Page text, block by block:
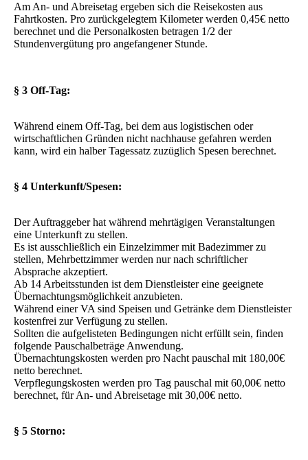
Am An- und Abreisetag ergeben sich die Reisekosten aus
Fahrtkosten. Pro zurückgelegtem Kilometer werden 0,45€ netto
berechnet und die Personalkosten betragen 1/2 der
Stundenvergütung pro angefangener Stunde.
§ 3 Off-Tag:
Während einem Off-Tag, bei dem aus logistischen oder
wirtschaftlichen Gründen nicht nachhause gefahren werden
kann, wird ein halber Tagessatz zuzüglich Spesen berechnet.
§ 4 Unterkunft/Spesen:
Der Auftraggeber hat während mehrtägigen Veranstaltungen
eine Unterkunft zu stellen.
Es ist ausschließlich ein Einzelzimmer mit Badezimmer zu
stellen, Mehrbettzimmer werden nur nach schriftlicher
Absprache akzeptiert.
Ab 14 Arbeitsstunden ist dem Dienstleister eine geeignete
Übernachtungsmöglichkeit anzubieten.
Während einer VA sind Speisen und Getränke dem Dienstleister
kostenfrei zur Verfügung zu stellen.
Sollten die aufgelisteten Bedingungen nicht erfüllt sein, finden
folgende Pauschalbeträge Anwendung.
Übernachtungskosten werden pro Nacht pauschal mit 180,00€
netto berechnet.
Verpflegungskosten werden pro Tag pauschal mit 60,00€ netto
berechnet, für An- und Abreisetage mit 30,00€ netto.
§ 5 Storno: